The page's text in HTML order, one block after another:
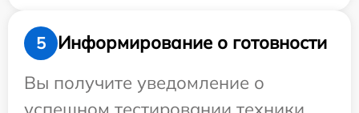
5
Информирование о готовности
Вы получите уведомление о